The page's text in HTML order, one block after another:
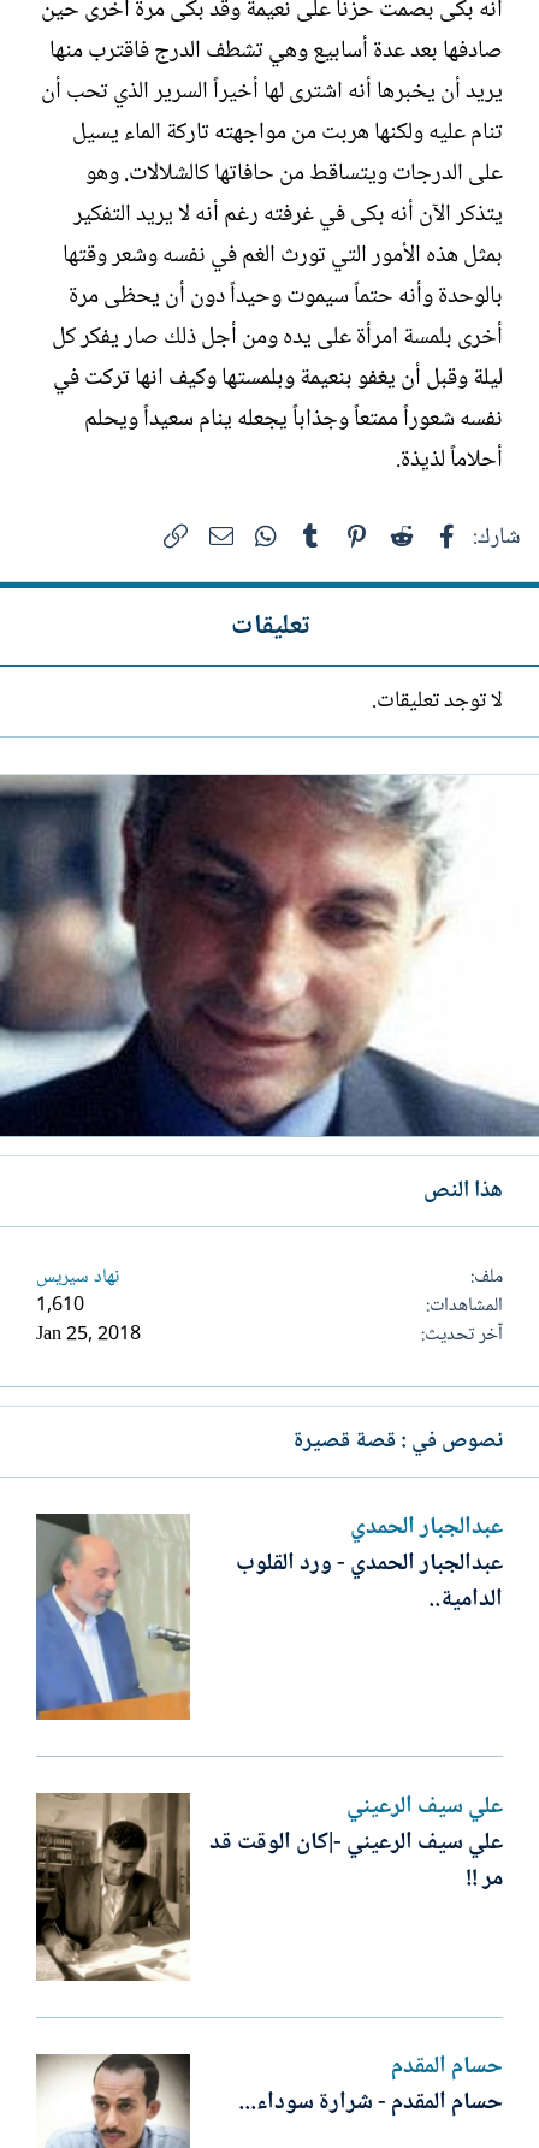
أنه بكى بصمت حزناً على نعيمة وقد بكى مرة أخرى حين
صادفها بعد عدة أسابيع وهي تشطف الدرج فاقترب منها
يريد أن يخبرها أنه اشترى لها أخيراً السرير الذي تحب أن
تنام عليه ولكنها هربت من مواجهته تاركة الماء يسيل
على الدرجات ويتساقط من حافاتها كالشلالات. وهو
يتذكر الآن أنه بكى في غرفته رغم أنه لا يريد التفكير
بمثل هذه الأمور التي تورث الغم في نفسه وشعر وقتها
بالوحدة وأنه حتماً سيموت وحيداً دون أن يحظى مرة
أخرى بلمسة امرأة على يده ومن أجل ذلك صار يفكر كل
ليلة وقبل أن يغفو بنعيمة وبلمستها وكيف انها تركت في
نفسه شعوراً ممتعاً وجذاباً يجعله ينام سعيداً ويحلم
أحلاماً لذيذة.
شارك: فيسبوك Reddit
Pinterest
Tumblr
WhatsAppالبريد الإلكتروني
تعليقات
لا توجد تعليقات.
هذا النص
ملف
نهاد سيريس
المشاهدات
1,610
آخر تحديث
Jan 25, 2018
نصوص في : قصة قصيرة
عبدالجبار الحمدي
عبدالجبار الحمدي - ورد القلوب
الدامية..
علي سيف الرعيني
علي سيف الرعيني -|كان الوقت قد
مر !!
حسام المقدم
حسام المقدم - شرارة سوداء...